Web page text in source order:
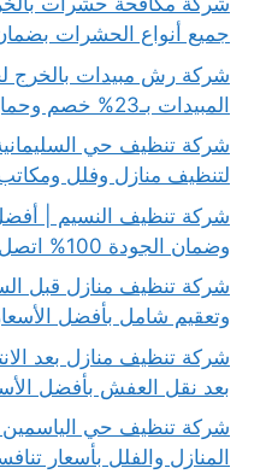
جميع أنواع الحشرات
شركة رش مبيدات بالخرج
المبيدات بـ23% خصم وحماية منزلك من الآفات
لتنظيف منازل وفلل
شركة تنظيف النسيم |
وضمان الجودة 100% اتصل بنا الان
شركة تنظيف منازل قبل
وتعقيم شامل بأفضل
شركة تنظيف منازل بعد
بعد نقل العفش بأفضل
شركة تنظيف حي
المنازل والفلل بأسعار